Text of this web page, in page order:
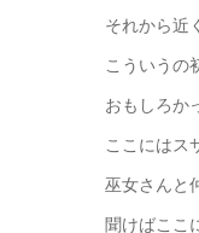
それから近
こういうの
おもしろか
ここにはス
巫女さんと
聞けばここ